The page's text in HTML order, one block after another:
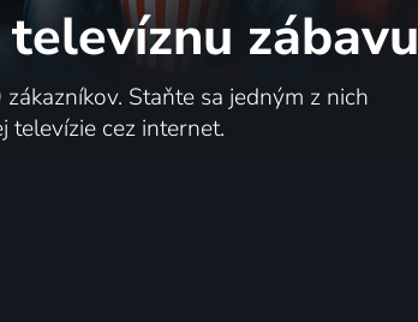
televíznu zábavu
Staňte sa jedným z nich
televízie cez internet.